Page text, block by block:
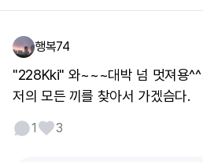
행복74
"228Kki" 와~~~대박 넘 멋져용
저의 모든 끼를 찾아서 가겠슴다.
1 3